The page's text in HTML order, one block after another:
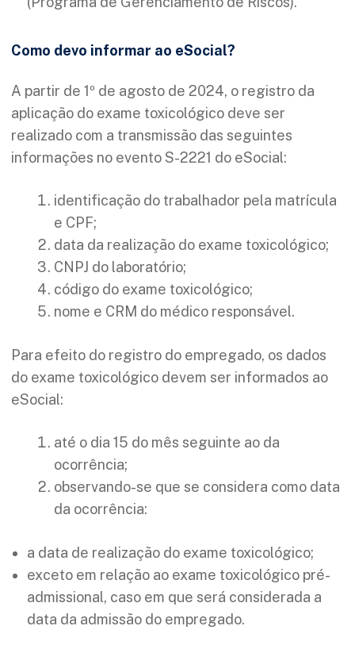
Como devo informar ao eSocial?
A partir de 1º de agosto de 2024, o registro da
aplicação do exame toxicológico deve ser
realizado com a transmissão das seguintes
informações no evento S-2221 do eSocial:
identificação do trabalhador pela matrícula
e CPF;
data da realização do exame toxicológico;
CNPJ do laboratório;
código do exame toxicológico;
nome e CRM do médico responsável.
Para efeito do registro do empregado, os dados
do exame toxicológico devem ser informados ao
eSocial:
até o dia 15 do mês seguinte ao da
ocorrência;
observando-se que se considera como data
da ocorrência:
a data de realização do exame toxicológico;
exceto em relação ao exame toxicológico pré-
admissional, caso em que será considerada a
data da admissão do empregado.